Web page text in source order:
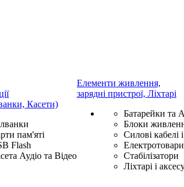
Касети)
пам'яті
Flash
Аудіо та Відео
Елементи живлення,
зарядні пристрої, Ліхтарі
Батарейки та
Блоки
Силові кабелі
Електротовари
Стабілізатори
Ліхтарі і